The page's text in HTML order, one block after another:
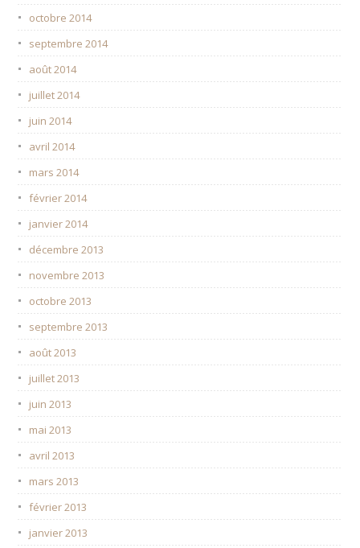
octobre 2014
septembre 2014
août 2014
juillet 2014
juin 2014
avril 2014
mars 2014
février 2014
janvier 2014
décembre 2013
novembre 2013
octobre 2013
septembre 2013
août 2013
juillet 2013
juin 2013
mai 2013
avril 2013
mars 2013
février 2013
janvier 2013